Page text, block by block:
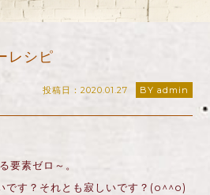
レシピ
投稿日：2020.01.27 BY admin
要素ゼロ～。
です？それとも寂しいです？(o^^o)